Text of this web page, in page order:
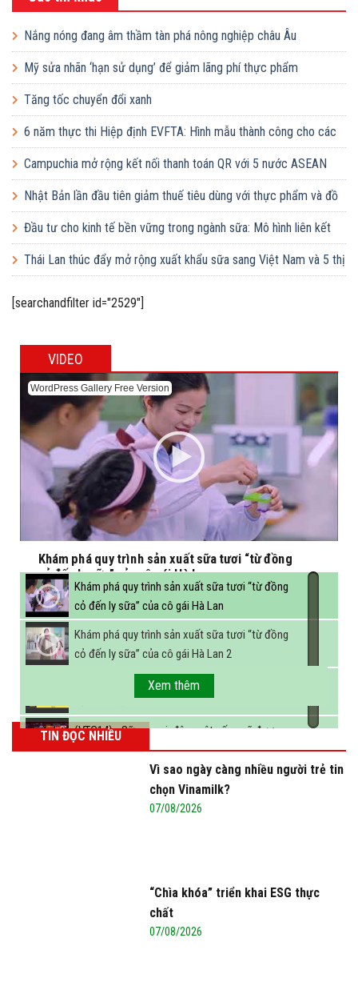
Nắng nóng đang âm thầm tàn phá nông nghiệp châu Âu
Mỹ sửa nhãn ‘hạn sử dụng’ để giảm lãng phí thực phẩm
Tăng tốc chuyển đổi xanh
6 năm thực thi Hiệp định EVFTA: Hình mẫu thành công cho các
khuôn khổ hợp tác quốc tế
Campuchia mở rộng kết nối thanh toán QR với 5 nước ASEAN
Nhật Bản lần đầu tiên giảm thuế tiêu dùng với thực phẩm và đồ
uống
Đầu tư cho kinh tế bền vững trong ngành sữa: Mô hình liên kết
giữa Việt Nam, EU và Ireland
Thái Lan thúc đẩy mở rộng xuất khẩu sữa sang Việt Nam và 5 thị
[searchandfilter id="2529"]
VIDEO
WordPress Gallery Free Version
Khám phá quy trình sản xuất sữa tươi “từ đồng
cỏ đến ly sữa” của cô gái Hà Lan
Khám phá quy trình sản xuất sữa tươi “từ đồng
cỏ đến ly sữa” của cô gái Hà Lan
Khám phá quy trình sản xuất sữa tươi “từ đồng
cỏ đến ly sữa” của cô gái Hà Lan 2
FBNC - Ngành sữa hướng tới mục tiêu 3,4 tỷ lít
sữa vào năm 2025
(VTC14) - Sữa ngoại, động vật sống sẽ được
miễn thuế nhập khẩu
Xem thêm
TIN ĐỌC NHIỀU
Vì sao ngày càng nhiều người trẻ tin
chọn Vinamilk?
07/08/2026
“Chìa khóa” triển khai ESG thực
chất
07/08/2026